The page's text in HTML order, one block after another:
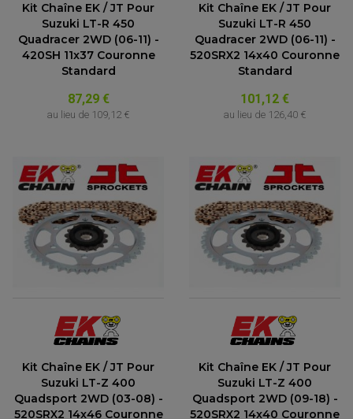
Kit Chaîne EK / JT Pour
Suzuki LT-R 450
Quadracer 2WD (06-11) -
420SH 11x37 Couronne
Standard
87,29 €
au lieu de 109,12 €
Kit Chaîne EK / JT Pour
Suzuki LT-R 450
Quadracer 2WD (06-11) -
520SRX2 14x40 Couronne
Standard
101,12 €
au lieu de 126,40 €
Kit Chaîne EK / JT Pour
Suzuki LT-Z 400
Quadsport 2WD (03-08) -
520SRX2 14x46 Couronne
Kit Chaîne EK / JT Pour
Suzuki LT-Z 400
Quadsport 2WD (09-18) -
520SRX2 14x40 Couronne